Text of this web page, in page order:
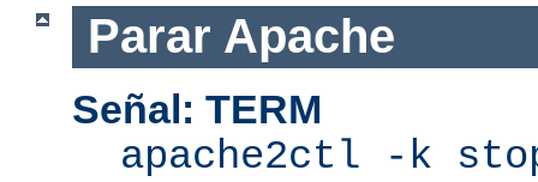
Parar Apache
Señal: TERM
apache2ctl -k